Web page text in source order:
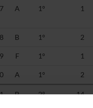
7 A 1° 1
8 B 1° 2
9 F 1° 1
A 1° 2
B 2° 14